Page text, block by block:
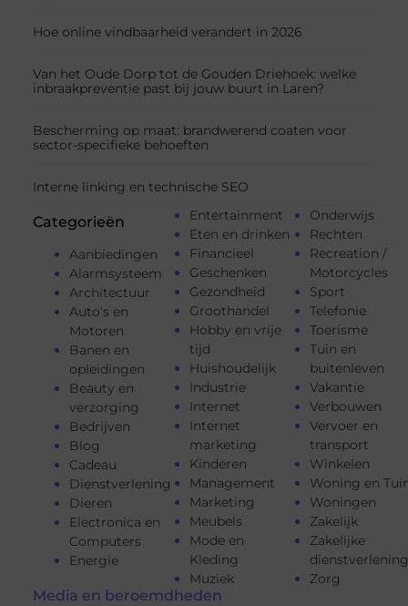
Hoe online vindbaarheid verandert in 2026
Van het Oude Dorp tot de Gouden Driehoek: welke
inbraakpreventie past bij jouw buurt in Laren?
Bescherming op maat: brandwerend coaten voor
sector-specifieke behoeften
Interne linking en technische SEO
Categorieën
Aanbiedingen
Alarmsysteem
Architectuur
Auto's en
Motoren
Banen en
opleidingen
Beauty en
verzorging
Bedrijven
Blog
Cadeau
Dienstverlening
Dieren
Electronica en
Computers
Energie
Entertainment
Eten en drinken
Financieel
Geschenken
Gezondheid
Groothandel
Hobby en vrije
tijd
Huishoudelijk
Industrie
Internet
Internet
marketing
Kinderen
Management
Marketing
Meubels
Mode en
Kleding
Muziek
Onderwijs
Rechten
Recreation /
Motorcycles
Sport
Telefonie
Toerisme
Tuin en
buitenleven
Vakantie
Verbouwen
Vervoer en
transport
Winkelen
Woning en
Woningen
Zakelijk
Zakelijke
Zorg
Media en beroemdheden